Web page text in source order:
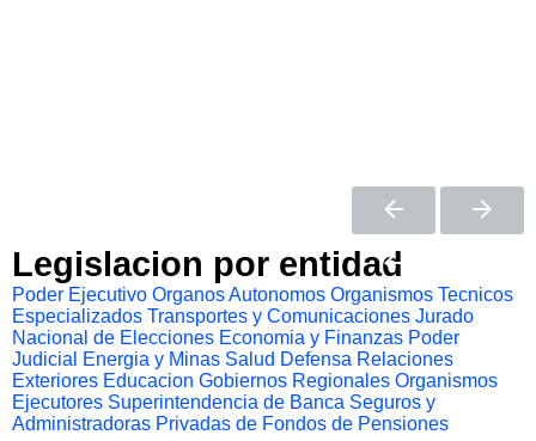
Legislacion por entidad
Poder Ejecutivo Organos Autonomos Organismos Tecnicos
Especializados Transportes y Comunicaciones Jurado
Nacional de Elecciones Economia y Finanzas Poder
Judicial
Energia y Minas Salud Defensa Relaciones
Exteriores Educacion Gobiernos Regionales Organismos
Ejecutores Superintendencia de Banca Seguros y
Administradoras Privadas de Fondos de Pensiones